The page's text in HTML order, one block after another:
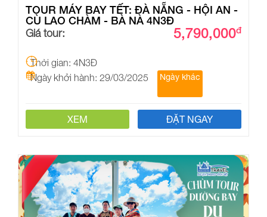
TOUR MÁY BAY TẾT: ĐÀ NẴNG - HỘI AN -
CÙ LAO CHÀM - BÀ NÀ 4N3Đ
Giá tour: 5,790,000đ
Thời gian: 4N3Đ
Ngày khởi hành: 29/03/2025
Ngày khác
XEM ĐẶT NGAY